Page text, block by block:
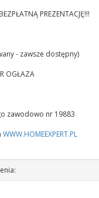
PREZENTACJĘ!!!
- zawsze dostępny)
OGŁAZA
zawodowo nr 19883
WWW.HOMEEXPERT.PL